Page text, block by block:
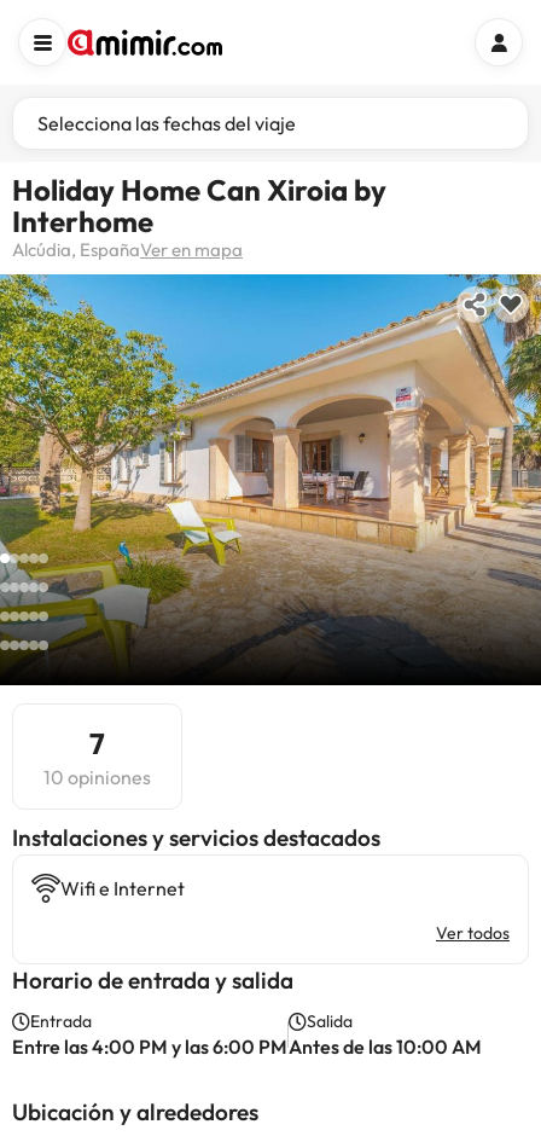
Selecciona las fechas del viaje
Holiday Home Can Xiroia by
Interhome
Alcúdia, EspañaVer en mapa
7
10 opiniones
Instalaciones y servicios destacados
Wifi e Internet
Ver todos
Horario de entrada y salida
Entrada
Entre las 4:00 PM y las 6:00 PM
Salida
Antes de las 10:00 AM
Ubicación y alrededores